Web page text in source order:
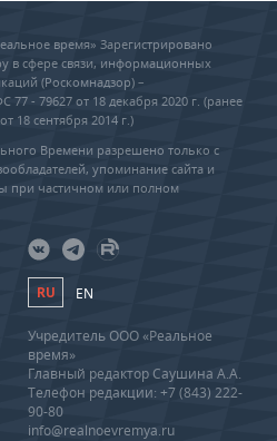
время» Зарегистрировано
в сфере связи, информационных
(Роскомнадзор) –
- 79627 от 18 декабря 2020 г. (ранее
18 сентября 2014 г.)
Времени разрешено только с
упоминание сайта и
при частичном или полном
RU EN
Учредитель ООО «Реальное
время»
Главный редактор Саушина А.А.
Телефон редакции: +7 (843) 222-
90-80
info@realnoevremya.ru